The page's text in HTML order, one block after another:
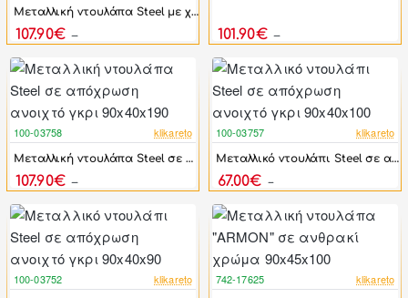
Μεταλλική ντουλάπα Steel με χώρισμα σε απόχρωση ανοιχτό γκρι 90x40x190
107.90€ 101.90€
-47%
100-03758 klikareto
Μεταλλική ντουλάπα Steel σε απόχρωση ανοιχτό γκρι 90x40x190
107.90€
-50%
100-03757 klikareto
Μεταλλικό ντουλάπι Steel σε απόχρωση ανοιχτό γκρι 90x40x100
67.00€
-50%
100-03752 klikareto -17%
742-17625 klikareto